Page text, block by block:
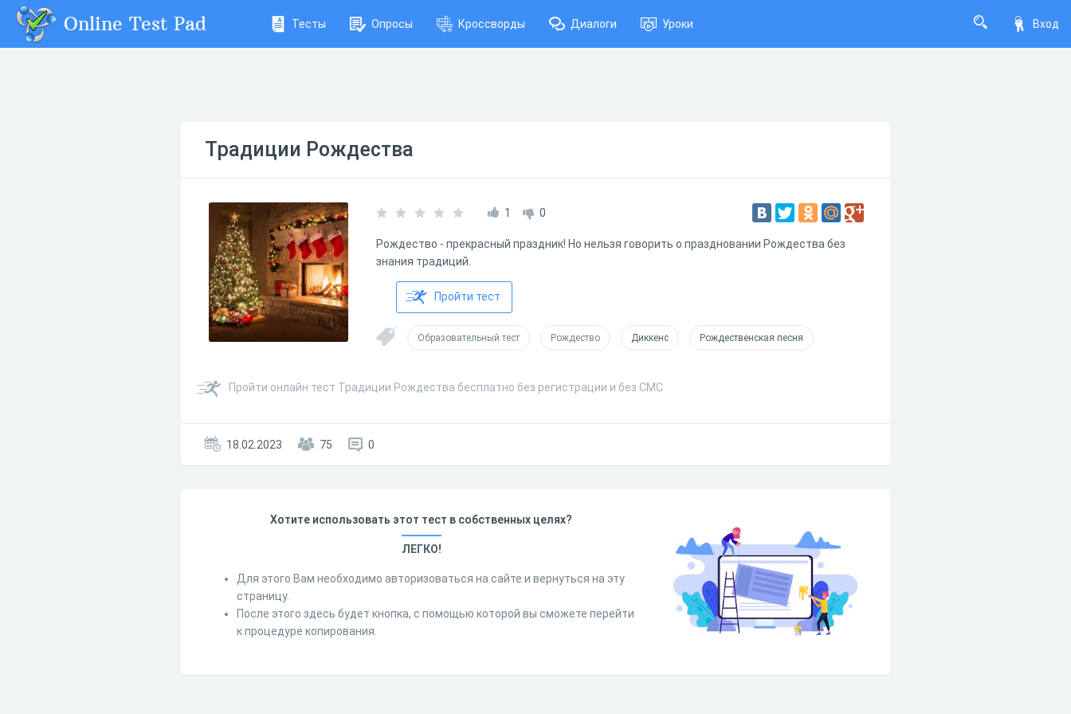
Вход
Online Test Pad Тесты Опросы Кроссворды Диалоги Уроки
Традиции Рождества
1 0
Рождество - прекрасный праздник! Но нельзя говорить о праздновании Рождества без
знания традиций.
Пройти тест
Образовательный тест Рождество Диккенс Рождественская песня
Пройти онлайн тест Традиции Рождества бесплатно без регистрации и без СМС
18.02.2023 75 0
Хотите использовать этот тест в собственных целях?
ЛЕГКО!
Для этого Вам необходимо авторизоваться на сайте и вернуться на эту
страницу.
После этого здесь будет кнопка, с помощью которой вы сможете перейти
к процедуре копирования.